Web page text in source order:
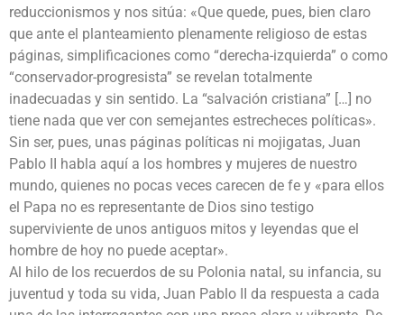
reduccionismos y nos sitúa: «Que quede, pues, bien claro
que ante el planteamiento plenamente religioso de estas
páginas, simplificaciones como “derecha-izquierda” o como
“conservador-progresista” se revelan totalmente
inadecuadas y sin sentido. La “salvación cristiana” […] no
tiene nada que ver con semejantes estrecheces políticas».
Sin ser, pues, unas páginas políticas ni mojigatas, Juan
Pablo II habla aquí a los hombres y mujeres de nuestro
mundo, quienes no pocas veces carecen de fe y «para ellos
el Papa no es representante de Dios sino testigo
superviviente de unos antiguos mitos y leyendas que el
hombre de hoy no puede aceptar».
Al hilo de los recuerdos de su Polonia natal, su infancia, su
juventud y toda su vida, Juan Pablo II da respuesta a cada